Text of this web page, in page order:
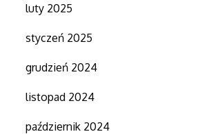
luty 2025
styczeń 2025
grudzień 2024
listopad 2024
październik 2024